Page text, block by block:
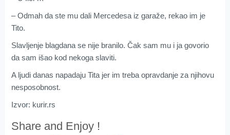
– Odmah da ste mu dali Mercedesa iz garaže, rekao im je
Tito.
Slavljenje blagdana se nije branilo. Čak sam mu i ja govorio
da sam išao kod nekoga slaviti.
A ljudi danas napadaju Tita jer im treba opravdanje za njihovu
nesposobnost.
Izvor: kurir.rs
Share and Enjoy !